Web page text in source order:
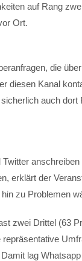
auf Rang
Ort.
die
diesen Kanal
auch
erklärt der
zu Problemen
zwei Drittel (63
lag